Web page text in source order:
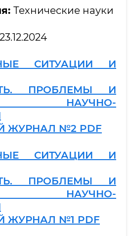
Технические науки
23.12.2024
СИТУАЦИИ И
ПРОБЛЕМЫ И
НАУЧНО-
ЖУРНАЛ №2 PDF
СИТУАЦИИ И
ПРОБЛЕМЫ И
НАУЧНО-
ЖУРНАЛ №1 PDF